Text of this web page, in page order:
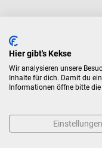
Kunden kauften
10%
Hier gibt's Kekse
Wir analysieren unsere
Inhalte für dich. Damit du
Informationen öffne bitte
Einstellungen